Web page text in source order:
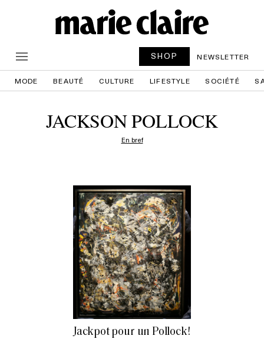
SHOP NEWSLETTER
MODE BEAUTÉ CULTURE LIFESTYLE SOCIÉTÉ
JACKSON POLLOCK
En bref
Jackpot pour un Pollock!